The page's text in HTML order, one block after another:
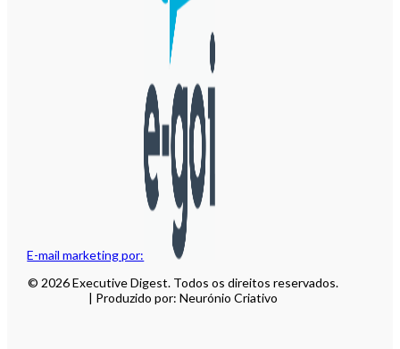
E-mail marketing por:
© 2026 Executive Digest. Todos os direitos reservados.
| Produzido por: Neurónio Criativo